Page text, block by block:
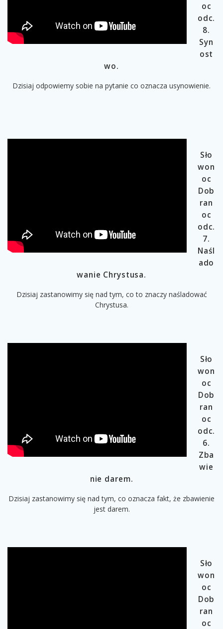
oc
odc.
8.
Syn
ost
wo.
Dzisiaj odpowiemy sobie na pytanie co oznacza usynowienie.
Sło
won
oc
Dob
ran
oc
odc.
7.
Naśl
ado
wanie Chrystusa.
Dzisiaj zastanowimy się nad tym, co to znaczy naśladować
Chrystusa.
Sło
won
oc
Dob
ran
oc
odc.
6.
Zba
wie
nie darem.
Dzisiaj zastanowimy się nad tym, co oznacza fakt, że zbawienie
jest darem.
Sło
won
oc
Dob
ran
oc